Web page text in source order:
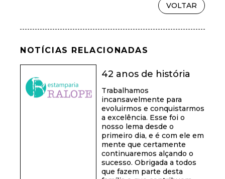
VOLTAR
NOTÍCIAS RELACIONADAS
42 anos de história
Trabalhamos
incansavelmente para
evoluirmos e conquistarmos
a excelência. Esse foi o
nosso lema desde o
primeiro dia, e é com ele em
mente que certamente
continuaremos alçando o
sucesso. Obrigada a todos
que fazem parte desta